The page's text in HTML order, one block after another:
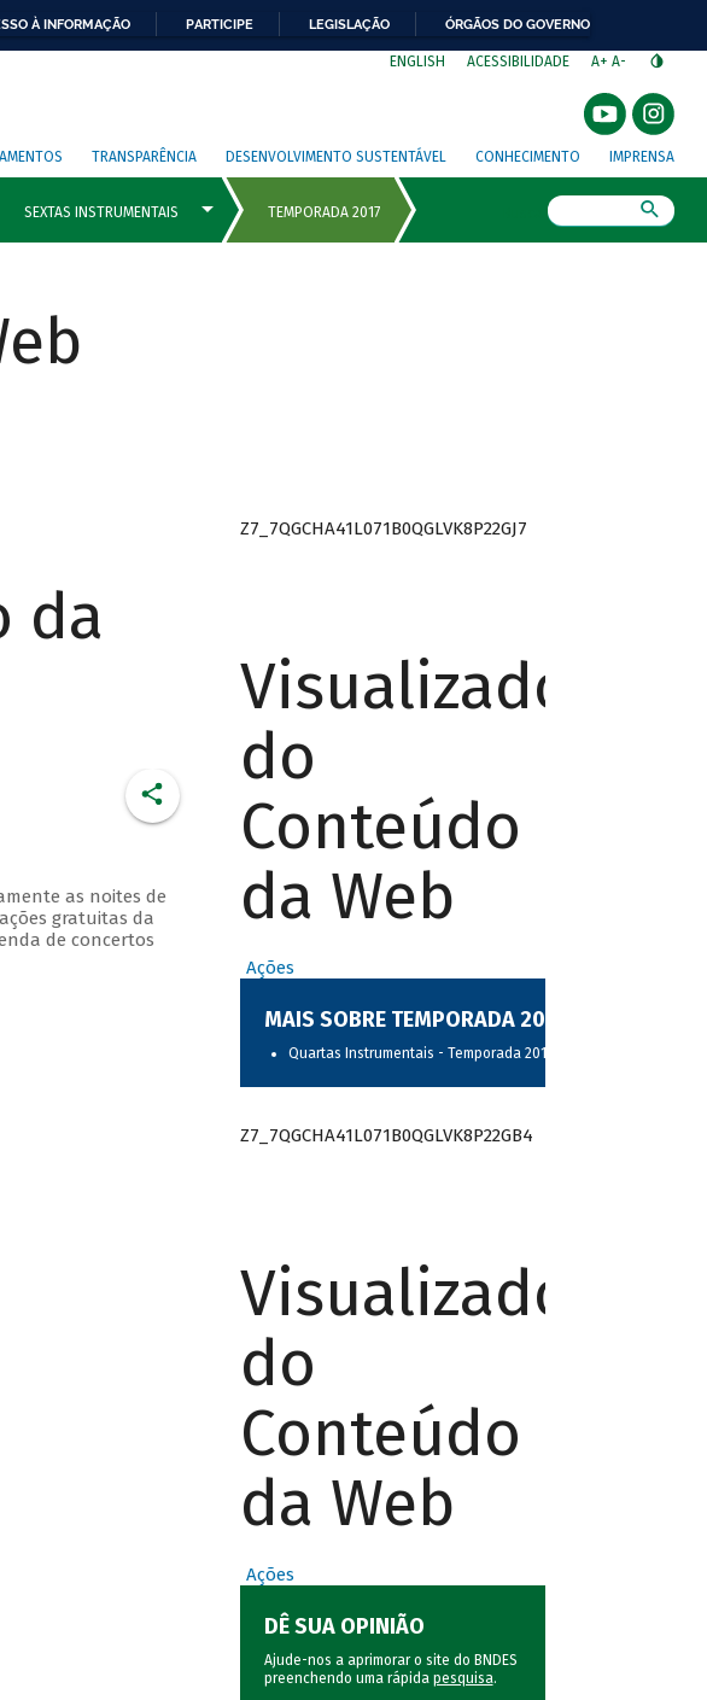
À INFORMAÇÃO PARTICIPE LEGISLAÇÃO ÓRGÃOS DO GOVERNO
ENGLISH ACESSIBILIDADE A+ A-
TRANSPARÊNCIA DESENVOLVIMENTO SUSTENTÁVEL CONHECIMENTO IMPRENSA
da
as noites de
gratuitas da
de concertos
Z7_7QGCHA41L071B0QGLVK8P22GJ7
Visualizador
do
Conteúdo
da Web
Ações
MAIS SOBRE TEMPORADA 2017
Quartas Instrumentais - Temporada 2017
Z7_7QGCHA41L071B0QGLVK8P22GB4
Visualizador
do
Conteúdo
da Web
Ações
DÊ SUA OPINIÃO
Ajude-nos a aprimorar o site do BNDES
preenchendo uma rápida pesquisa.